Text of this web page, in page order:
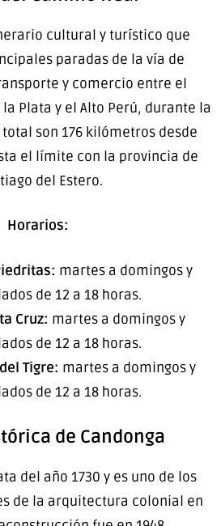
cultural y turístico que
paradas de la vía de
y comercio entre el
Plata y el Alto Perú, durante la
son 176 kilómetros desde
el límite con la provincia de
del Estero.
Horarios:
martes a domingos y
de 12 a 18 horas.
Cruz: martes a domingos y
de 12 a 18 horas.
Tigre: martes a domingos y
de 12 a 18 horas.
de Candonga
del año 1730 y es uno de los
de la arquitectura colonial en